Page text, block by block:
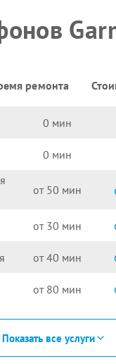
ремонта
0
0
50
30
40
80
Показать все услуги